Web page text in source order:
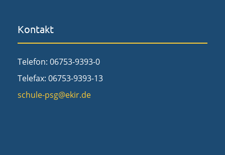
Kontakt
Telefon: 06753-9393-0
Telefax: 06753-9393-13
schule-psg@ekir.de